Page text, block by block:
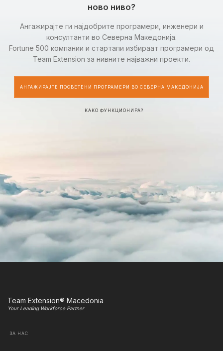
ново ниво?
Ангажирајте ги најдобрите програмери, инженери и
консултанти во Северна Македонија.
Fortune 500 компании и стартапи избираат програмери од
Team Extension за нивните најважни проекти.
АНГАЖИРАЈТЕ ПОСВЕТЕНИ ПРОГРАМЕРИ ВО СЕВЕРНА МАКЕДОНИЈА
КАКО ФУНКЦИОНИРА?
Team Extension® Macedonia
Your Leading Workforce Partner
ЗА НАС